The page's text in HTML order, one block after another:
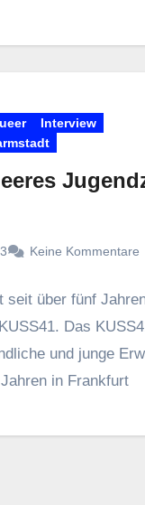
Interview
Keine Kommentare
seit über fünf
Das
und junge
in Frankfurt